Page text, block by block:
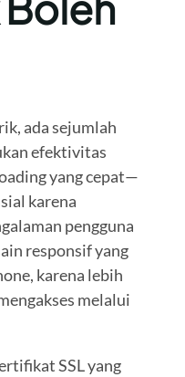
ada sejumlah
efektivitas
yang cepat—
karena
pengguna
responsif yang
karena lebih
melalui
SSL yang